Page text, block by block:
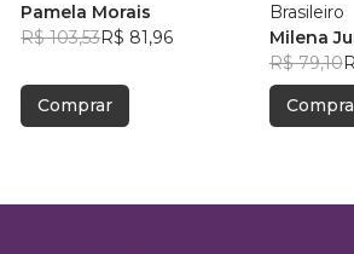
Pamela Morais
R$ 103,53R$ 81,96
Comprar
Brasileiro
Milena
R$ 79,10